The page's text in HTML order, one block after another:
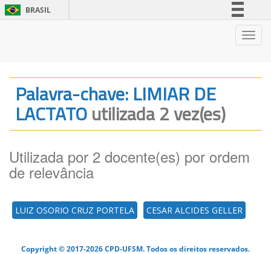
BRASIL
Legislação
Canais
Palavra-chave: LIMIAR DE
LACTATOutilizada 2 vez(es)
Utilizada por 2 docente(es) por ordem
de relevância
LUIZ OSORIO CRUZ PORTELA CESAR ALCIDES GELLER
Copyright © 2017-2026 CPD-UFSM. Todos os direitos reservados.